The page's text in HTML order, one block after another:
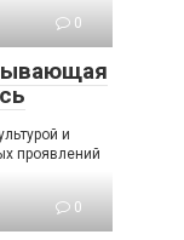
0
и
проявлений
0